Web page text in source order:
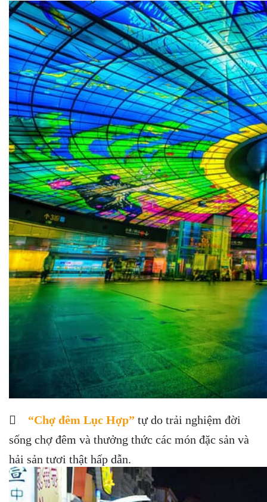
 “Chợ đêm Lục Hợp” tự do trải nghiệm đời
sống chợ đêm và thưởng thức các món đặc sản và
hải sản tươi thật hấp dẫn.